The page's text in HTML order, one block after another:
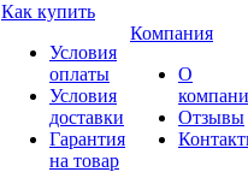
Как купить
Условия
оплаты
Условия
доставки
Гарантия
на товар
Компания
О
Отзывы